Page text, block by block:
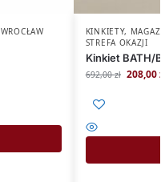
WROCŁAW KINKIETY,
STREFA OKAZJI
Kinkiet BATH/
692,00zł 208,00